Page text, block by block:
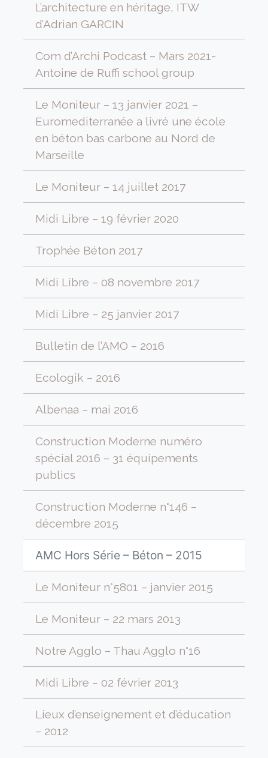
L’architecture en héritage, ITW
d’Adrian GARCIN
Com d’Archi Podcast – Mars 2021-
Antoine de Ruffi school group
Le Moniteur – 13 janvier 2021 –
Euromediterranée a livré une école
en béton bas carbone au Nord de
Marseille
Le Moniteur – 14 juillet 2017
Midi Libre – 19 février 2020
Trophée Béton 2017
Midi Libre – 08 novembre 2017
Midi Libre – 25 janvier 2017
Bulletin de l’AMO – 2016
Ecologik – 2016
Albenaa – mai 2016
Construction Moderne numéro
spécial 2016 – 31 équipements
publics
Construction Moderne n°146 –
décembre 2015
AMC Hors Série – Béton – 2015
Le Moniteur n°5801 – janvier 2015
Le Moniteur – 22 mars 2013
Notre Agglo – Thau Agglo n°16
Midi Libre – 02 février 2013
Lieux d’enseignement et d’éducation
– 2012